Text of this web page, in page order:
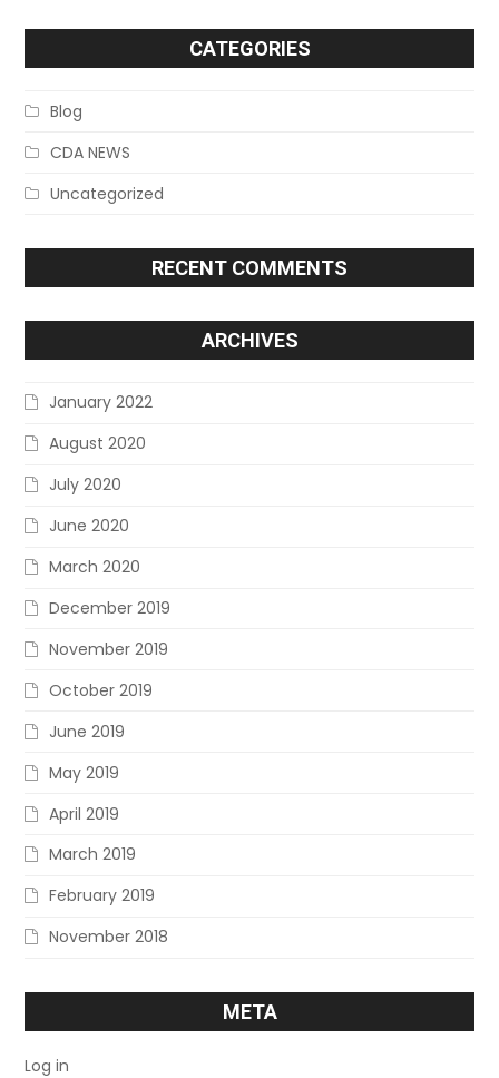
CATEGORIES
Blog
CDA NEWS
Uncategorized
RECENT COMMENTS
ARCHIVES
January 2022
August 2020
July 2020
June 2020
March 2020
December 2019
November 2019
October 2019
June 2019
May 2019
April 2019
March 2019
February 2019
November 2018
META
Log in